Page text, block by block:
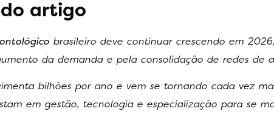
artigo
brasileiro deve continuar crescendo em
da demanda e pela consolidação de redes de
bilhões por ano e vem se tornando cada vez
em gestão, tecnologia e especialização para se